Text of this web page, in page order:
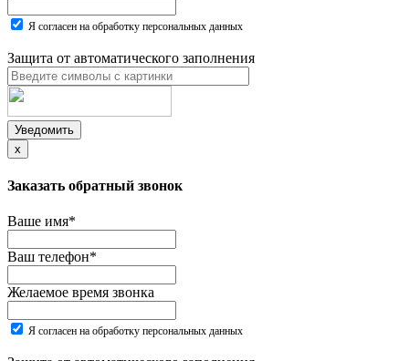
Я согласен на обработку персональных данных
Защита от автоматического заполнения
Уведомить
x
Заказать обратный звонок
Ваше имя*
Ваш телефон*
Желаемое время звонка
Я согласен на обработку персональных данных